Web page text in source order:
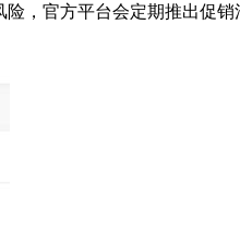
，官方平台会定期推出促销